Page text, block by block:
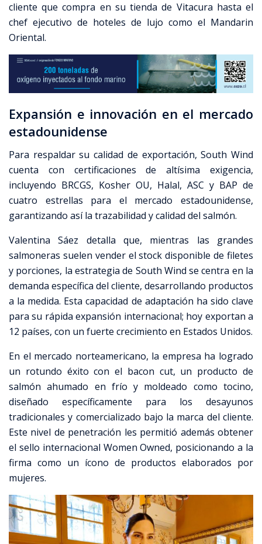
cliente que compra en su tienda de Vitacura hasta el
chef ejecutivo de hoteles de lujo como el Mandarin
Oriental.
Expansión e innovación en el mercado
estadounidense
Para respaldar su calidad de exportación, South Wind
cuenta con certificaciones de altísima exigencia,
incluyendo BRCGS, Kosher OU, Halal, ASC y BAP de
cuatro estrellas para el mercado estadounidense,
garantizando así la trazabilidad y calidad del salmón.
Valentina Sáez detalla que, mientras las grandes
salmoneras suelen vender el stock disponible de filetes
y porciones, la estrategia de South Wind se centra en la
demanda específica del cliente, desarrollando productos
a la medida. Esta capacidad de adaptación ha sido clave
para su rápida expansión internacional; hoy exportan a
12 países, con un fuerte crecimiento en Estados Unidos.
En el mercado norteamericano, la empresa ha logrado
un rotundo éxito con el bacon cut, un producto de
salmón ahumado en frío y moldeado como tocino,
diseñado específicamente para los desayunos
tradicionales y comercializado bajo la marca del cliente.
Este nivel de penetración les permitió además obtener
el sello internacional Women Owned, posicionando a la
firma como un ícono de productos elaborados por
mujeres.